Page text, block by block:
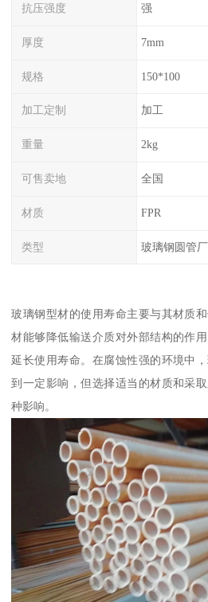
抗压强度 强
厚度 7mm
规格 150*100
加工定制 加工
重量 2kg
可售卖地 全国
材质 FPR
类型 玻璃钢圆管
玻璃钢型材的使用寿命主要与其材质
材能够降低输送介质对外部结构的作
延长使用寿命。在腐蚀性强的环境中
到一定影响，但选择适当的材质和采
种影响。